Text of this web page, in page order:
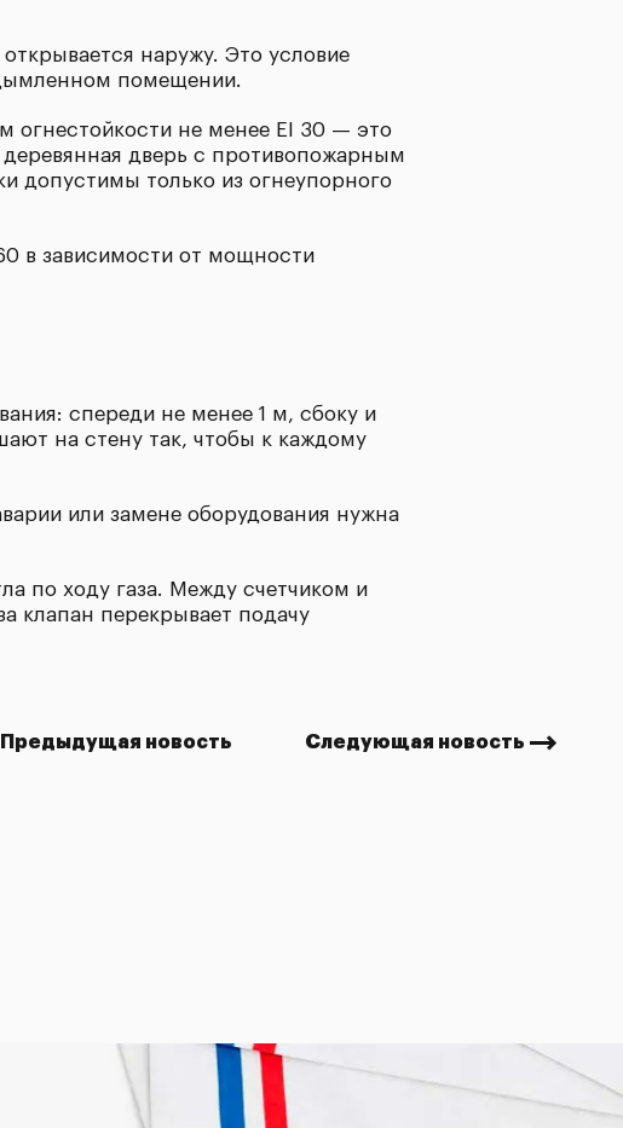
наружу. Это условие
помещении.
не менее EI 30 — это
дверь с противопожарным
допустимы только из огнеупорного
в зависимости от мощности
спереди не менее 1 м, сбоку и
на стену так, чтобы к каждому
или замене оборудования нужна
по ходу газа. Между счетчиком и
клапан перекрывает подачу
Предыдущая новость Следующая новость